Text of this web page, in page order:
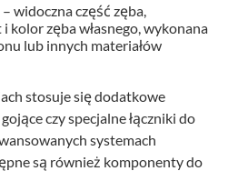
widoczna część zęba,
kolor zęba własnego, wykonana
lub innych materiałów
stosuje się dodatkowe
czy specjalne łączniki do
systemach
są również komponenty do